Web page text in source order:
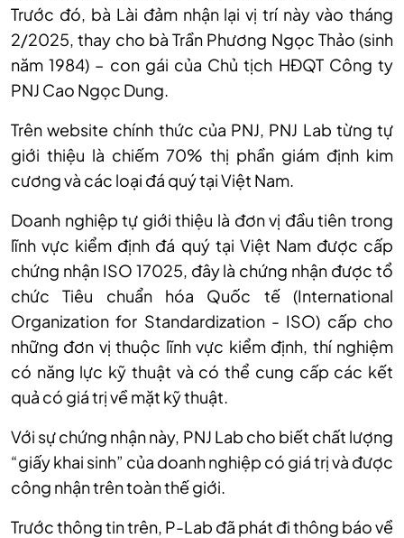
Trước đó, bà Lài đảm nhận lại vị trí này vào tháng
2/2025, thay cho bà Trần Phương Ngọc Thảo (sinh
năm 1984) – con gái của Chủ tịch HĐQT Công ty
PNJ Cao Ngọc Dung.
Trên website chính thức của PNJ, PNJ Lab từng tự
giới thiệu là chiếm 70% thị phần giám định kim
cương và các loại đá quý tại Việt Nam.
Doanh nghiệp tự giới thiệu là đơn vị đầu tiên trong
lĩnh vực kiểm định đá quý tại Việt Nam được cấp
chứng nhận ISO 17025, đây là chứng nhận được tổ
chức Tiêu chuẩn hóa Quốc tế (International
Organization for Standardization - ISO) cấp cho
những đơn vị thuộc lĩnh vực kiểm định, thí nghiệm
có năng lực kỹ thuật và có thể cung cấp các kết
quả có giá trị về mặt kỹ thuật.
Với sự chứng nhận này, PNJ Lab cho biết chất lượng
“giấy khai sinh” của doanh nghiệp có giá trị và được
công nhận trên toàn thế giới.
Trướcthông tin trên, P-Lab đã phát đi thông báo về